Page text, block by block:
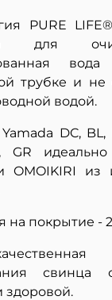
PURE
для
трубке и
водой.
Yamada DC, BL,
GR
OMOIKIRI из
на покрытие -
свинца
здоровой.